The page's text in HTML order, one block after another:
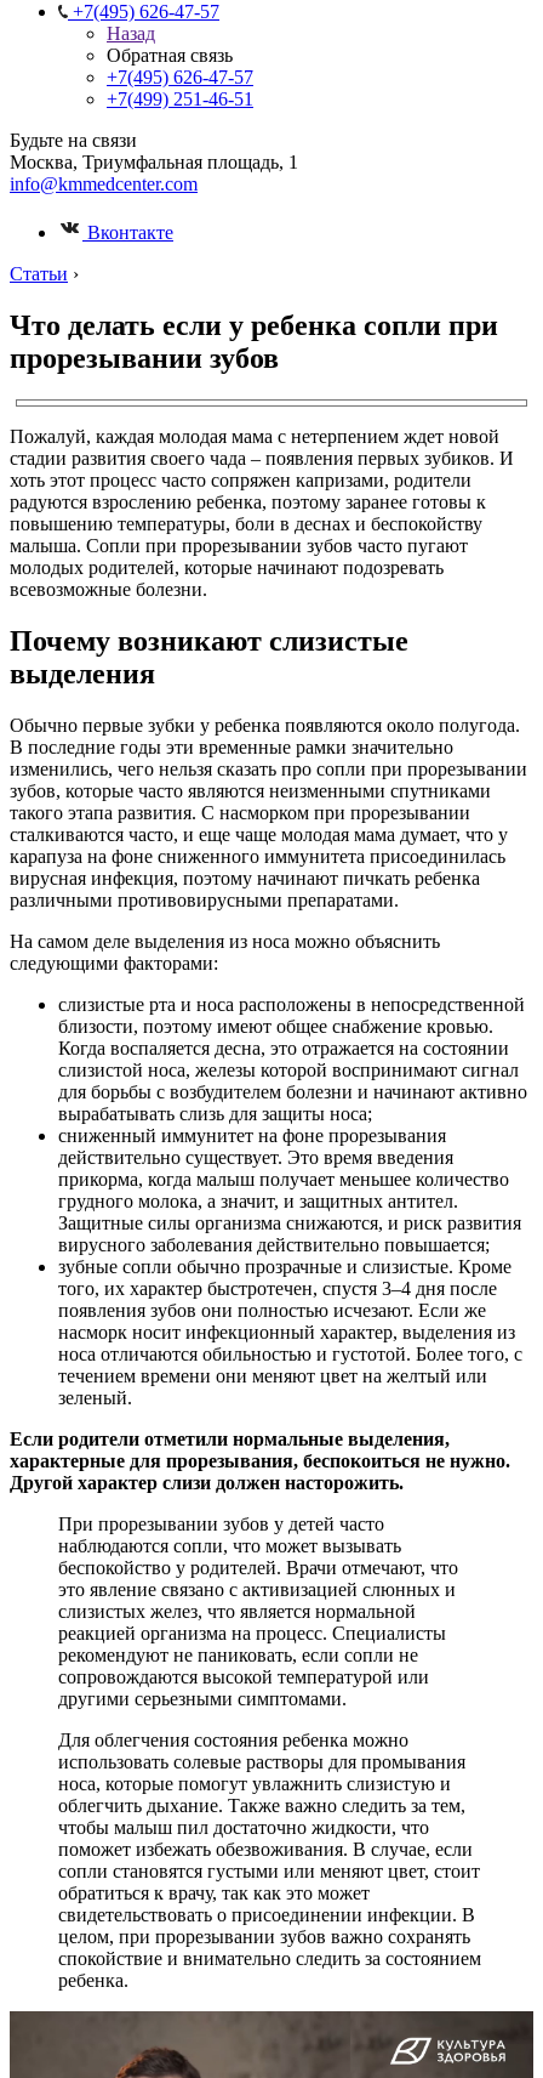
+7(495) 626-47-57
Назад
Обратная связь
+7(495) 626-47-57
+7(499) 251-46-51
Будьте на связи
Москва, Триумфальная площадь, 1
info@kmmedcenter.com
Вконтакте
Статьи ›
Что делать если у ребенка сопли при
прорезывании зубов
Пожалуй, каждая молодая мама с нетерпением ждет новой
стадии развития своего чада – появления первых зубиков. И
хоть этот процесс часто сопряжен капризами, родители
радуются взрослению ребенка, поэтому заранее готовы к
повышению температуры, боли в деснах и беспокойству
малыша. Сопли при прорезывании зубов часто пугают
молодых родителей, которые начинают подозревать
всевозможные болезни.
Почему возникают слизистые
выделения
Обычно первые зубки у ребенка появляются около полугода.
В последние годы эти временные рамки значительно
изменились, чего нельзя сказать про сопли при прорезывании
зубов, которые часто являются неизменными спутниками
такого этапа развития. С насморком при прорезывании
сталкиваются часто, и еще чаще молодая мама думает, что у
карапуза на фоне сниженного иммунитета присоединилась
вирусная инфекция, поэтому начинают пичкать ребенка
различными противовирусными препаратами.
На самом деле выделения из носа можно объяснить
следующими факторами:
слизистые рта и носа расположены в непосредственной
близости, поэтому имеют общее снабжение кровью.
Когда воспаляется десна, это отражается на состоянии
слизистой носа, железы которой воспринимают сигнал
для борьбы с возбудителем болезни и начинают активно
вырабатывать слизь для защиты носа;
сниженный иммунитет на фоне прорезывания
действительно существует. Это время введения
прикорма, когда малыш получает меньшее количество
грудного молока, а значит, и защитных антител.
Защитные силы организма снижаются, и риск развития
вирусного заболевания действительно повышается;
зубные сопли обычно прозрачные и слизистые. Кроме
того, их характер быстротечен, спустя 3–4 дня после
появления зубов они полностью исчезают. Если же
насморк носит инфекционный характер, выделения из
носа отличаются обильностью и густотой. Более того, с
течением времени они меняют цвет на желтый или
зеленый.
Если родители отметили нормальные выделения,
характерные для прорезывания, беспокоиться не нужно.
Другой характер слизи должен насторожить.
При прорезывании зубов у детей часто
наблюдаются сопли, что может вызывать
беспокойство у родителей. Врачи отмечают, что
это явление связано с активизацией слюнных и
слизистых желез, что является нормальной
реакцией организма на процесс. Специалисты
рекомендуют не паниковать, если сопли не
сопровождаются высокой температурой или
другими серьезными симптомами.
Для облегчения состояния ребенка можно
использовать солевые растворы для промывания
носа, которые помогут увлажнить слизистую и
облегчить дыхание. Также важно следить за тем,
чтобы малыш пил достаточно жидкости, что
поможет избежать обезвоживания. В случае, если
сопли становятся густыми или меняют цвет, стоит
обратиться к врачу, так как это может
свидетельствовать о присоединении инфекции. В
целом, при прорезывании зубов важно сохранять
спокойствие и внимательно следить за состоянием
ребенка.